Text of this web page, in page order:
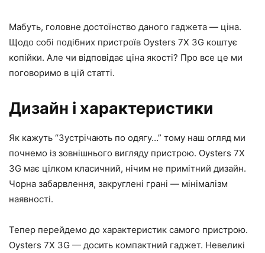
Мабуть, головне достоїнство даного гаджета — ціна.
Щодо собі подібних пристроїв Oysters 7X 3G коштує
копійки. Але чи відповідає ціна якості? Про все це ми
поговоримо в цій статті.
Дизайн і характеристики
Як кажуть “Зустрічають по одягу…” тому наш огляд ми
почнемо із зовнішнього вигляду пристрою. Oysters 7X
3G має цілком класичний, нічим не примітний дизайн.
Чорна забарвлення, закруглені грані — мінімалізм
наявності.
Тепер перейдемо до характеристик самого пристрою.
Oysters 7X 3G — досить компактний гаджет. Невеликі